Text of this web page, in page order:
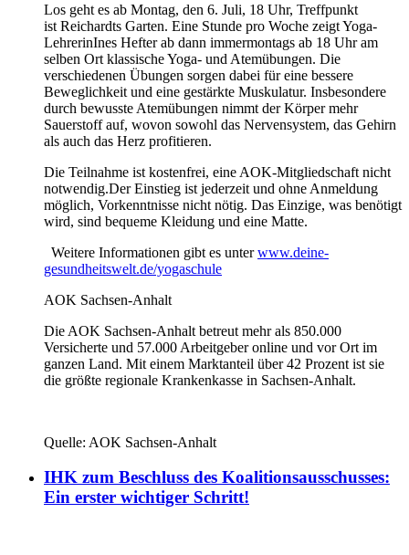
Los geht es ab Montag, den 6. Juli, 18 Uhr, Treffpunkt
ist Reichardts Garten. Eine Stunde pro Woche zeigt Yoga-
LehrerinInes Hefterab dann immermontags ab 18 Uhram
selben Ort klassische Yoga- und Atemübungen. Die
verschiedenen Übungen sorgen dabei für eine bessere
Beweglichkeit und eine gestärkte Muskulatur. Insbesondere
durch bewusste Atemübungen nimmt der Körper mehr
Sauerstoff auf, wovon sowohl das Nervensystem, das Gehirn
als auch das Herz profitieren.
Die Teilnahme ist kostenfrei, eine AOK-Mitgliedschaft nicht
notwendig.DerEinstieg ist jederzeit und ohne Anmeldung
möglich, Vorkenntnisse nicht nötig. Das Einzige, was benötigt
wird, sind bequeme Kleidung und eine Matte.
Weitere Informationen gibt es unterwww.deine-
gesundheitswelt.de/yogaschule
AOK Sachsen-Anhalt
Die AOK Sachsen-Anhalt betreut mehr als 850.000
Versicherte und 57.000 Arbeitgeber online und vor Ort im
ganzen Land. Mit einem Marktanteil über 42 Prozent ist sie
die größte regionale Krankenkasse in Sachsen-Anhalt.
Quelle: AOK Sachsen-Anhalt
IHK zum Beschluss des Koalitionsausschusses:
Ein erster wichtiger Schritt!